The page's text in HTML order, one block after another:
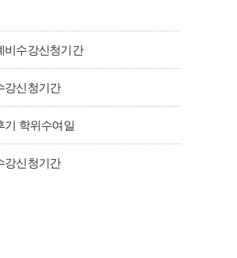
비수강신청기간
강신청기간
기 학위수여일
강신청기간